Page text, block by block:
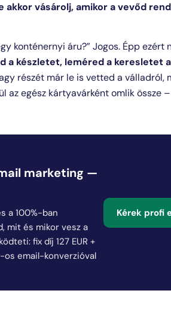
akkor vásárolj, amikor a vevőd
konténernyi áru?” Jogos. Épp ezért
a készletet, leméred a keresletet
részét már le is vetted a válladról,
az egész kártyavárként omlik össze
marketing —
a 100%-ban
mit és mikor vesz a
fix díj 127 EUR +
os email-konverzióval
Kérek profi